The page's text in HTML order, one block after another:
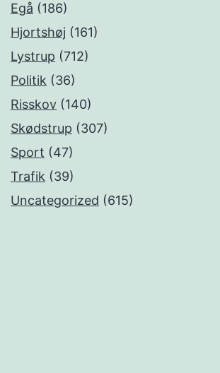
Egå (186)
Hjortshøj (161)
Lystrup (712)
Politik (36)
Risskov (140)
Skødstrup (307)
Sport (47)
Trafik (39)
Uncategorized (615)